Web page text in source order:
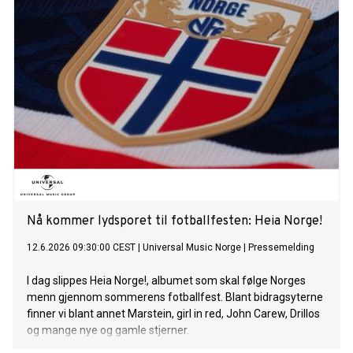
Nå kommer lydsporet til fotballfesten: Heia Norge!
12.6.2026 09:30:00 CEST Universal Music Norge Pressemelding
I dag slippes Heia Norge!, albumet som skal følge Norges
menn gjennom sommerens fotballfest. Blant bidragsyterne
finner vi blant annet Marstein, girl in red, John Carew, Drillos
og mange nye og gamle stjerner.